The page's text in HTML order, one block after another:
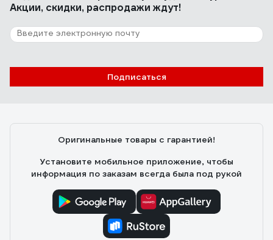
Акции, скидки, распродажи ждут!
Подписаться
Оригинальные товары с гарантией!
Установите мобильное приложение, чтобы
информация по заказам всегда была под рукой